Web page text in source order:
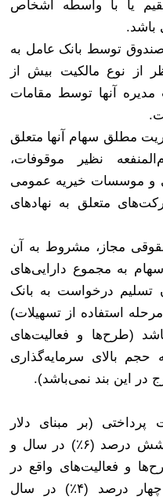
یا با واسطه اشخاص
.
توسط بانک عامل به
از نوع مالکیت بیش از
هیات مدیره آنها توسط مقامات
.
مطلق سهام آنها متعلق
نظیر موقوفات،
و موسسات خیریه عمومی
متعلق به نهادهای
مجاز، مشروط به آن
به مجموع دارایی‌های
تسلیم درخواست به بانک
استفاده از تسهیلات)
کمتر نباشد (طرح‌ها‌ و فعالیت‌های
بالای سرمایه‌گذاری
در این بند نمی‌باشد).
(بر مبنای دلار
آمریکا) برای موارد عام معادل شش درصد (۶٪) در سال و
و فعالیت‌های واقع در
مناطق مشمول نرخ ترجیحی چهار درصد (۴٪) در سال